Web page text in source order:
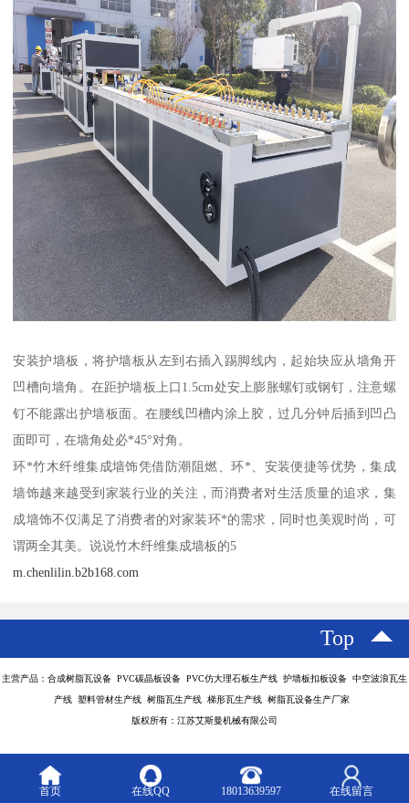
安装护墙板，将护墙板从左到右插入踢脚线内，起始块应从墙角开
凹槽向墙角。在距护墙板上口1.5cm处安上膨胀螺钉或钢钉，注意螺
钉不能露出护墙板面。在腰线凹槽内涂上胶，过几分钟后插到凹凸
面即可，在墙角处必*45°对角。
环*竹木纤维集成墙饰凭借防潮阻燃、环*、安装便捷等优势，集成
墙饰越来越受到家装行业的关注，而消费者对生活质量的追求，集
成墙饰不仅满足了消费者的对家装环*的需求，同时也美观时尚，可
谓两全其美。说说竹木纤维集成墙板的5
m.chenlilin.b2b168.com
Top
主营产品：合成树脂瓦设备 PVC碳晶板设备 PVC仿大理石板生产线 护墙板扣板设备 中空波浪瓦生
产线 塑料管材生产线 树脂瓦生产线 梯形瓦生产线 树脂瓦设备生产厂家
版权所有：江苏艾斯曼机械有限公司
首页 在线QQ 18013639597 在线留言